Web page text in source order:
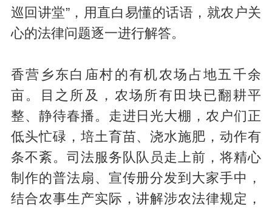
巡回讲堂”，用直白易懂的话语，就农户关
心的法律问题逐一进行解答。
香营乡东白庙村的有机农场占地五千余
亩。目之所及，农场所有田块已翻耕平
整、静待春播。走进日光大棚，农户们正
低头忙碌，培土育苗、浇水施肥，动作有
条不紊。司法服务队队员走上前，将精心
制作的普法扇、宣传册分发到大家手中，
结合农事生产实际，讲解涉农法律规定，